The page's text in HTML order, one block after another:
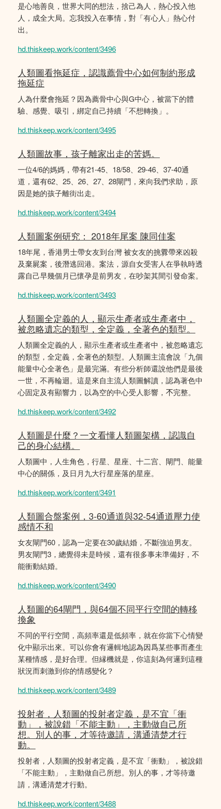
是心地善良，世界大同的想法，捨己為人，熱心投入他
人，成全大局。忘我投入在事情，對「有心人」熱心付
出。
hd.thiskeep.work/content/3496
人類圖看拖延症，認識薦骨中心如何制約形成
拖延症
人為什麼會拖延？因為薦骨中心與G中心，被當下的體
驗、感覺、吸引，綁定自己持續「不想轉換」。
hd.thiskeep.work/content/3495
人類圖故事，孩子離家出走的苦媽。
一位4/6的媽媽，帶有21-45、18/58、29-46、37-40通
道，還有62、25、26、27、28閘門，來向我們求助，原
因是她的孩子離街出走。
hd.thiskeep.work/content/3494
人類圖案例研究： 2018年尾案 陳同佳案
18年尾，香港男士帶女友到台灣 被女友的挑釁帶來凶殺
及棄屍案，後潛逃回港。案法，源自女受害人在爭執時透
露自己早幾個月已懷孕是前男友，在吵架其間引發命案。
hd.thiskeep.work/content/3493
人類圖全定義的人，顯示生產者或生產者中，
被忽略遺忘的類型，全定義，全著色的類型。
人類圖全定義的人，顯示生產者或生產者中，被忽略遺忘
的類型，全定義，全著色的類型。人類圖主流會說「九個
能量中心全著色」是最完滿。有些分析師還說他們是最後
一世，不再輪迴。這是來自主流人類圖解讀，認為著色中
心固定及有顯響力，以為空的中心受人影響，𣎴完整。
hd.thiskeep.work/content/3492
人類圖是什麼？一文看懂人類圖架構，認識自
己的身心結構。
人類圖中，人生角色，行星、星座、十二宫、閘門、能量
中心的關係，及日月九大行星座落的星座。
hd.thiskeep.work/content/3491
人類圖合盤案例，3-60通道與32-54通道壓力使
感情不和
女友閘門60，認為一定要在30歲結婚，不斷強迫男友。
男友閘門3，總覺得未是時候，還有很多事未準備好，不
能衝動結婚。
hd.thiskeep.work/content/3490
人類圖的64閘門，與64個不同平行空間的轉移
換象
不同的平行空間，高頻率還是低頻率，就在你當下心情變
化中顯示出來。可以你會有邏輯地認為因爲某些事而產生
某種情感，是好合理。但縁機就是，你這刻為何邏到這種
狀況而刺激到你的情感變化？
hd.thiskeep.work/content/3489
投射者，人類圖的投射者定義，是不宜「衝
動」，被說錯「不能主動」，主動做自己所
想。別人的事，才等待邀請，溝通清楚才行
動。
投射者，人類圖的投射者定義，是不宜「衝動」，被說錯
「不能主動」，主動做自己所想。別人的事，才等待邀
請，溝通清楚才行動。
hd.thiskeep.work/content/3488